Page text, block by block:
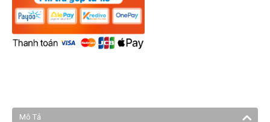
Mô Tả